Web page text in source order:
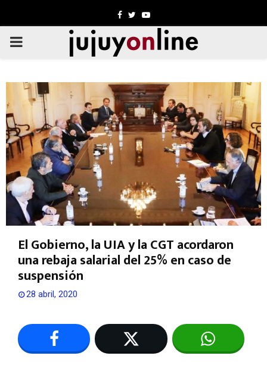
Facebook
TwitterYoutube
PRIMARY
El Gobierno, la UIA y la CGT acordaron
una rebaja salarial del 25% en caso de
suspensión
28 abril, 2020